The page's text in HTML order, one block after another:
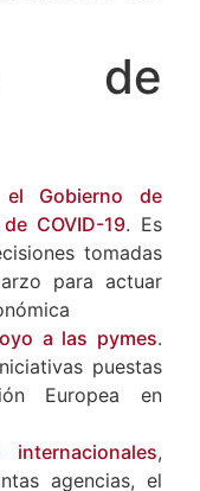
entrada es libre
de
el Gobierno de
COVID-19. Es
tomadas
para actuar
a las pymes.
puestas
Europea en
,